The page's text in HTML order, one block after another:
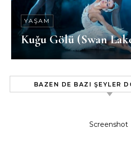
YAŞAM
Kuğu Gölü (Swan
BAZEN DE BAZI ŞEYLER
Screenshot